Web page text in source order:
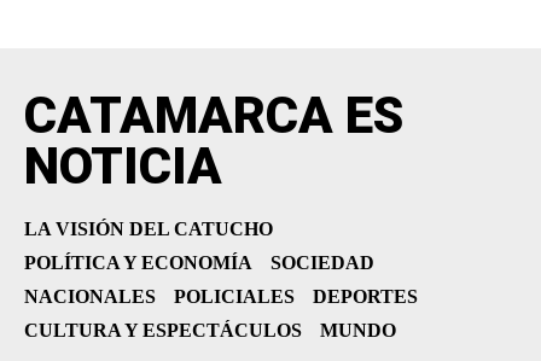
CATAMARCA ES
NOTICIA
LA VISIÓN DEL CATUCHO
POLÍTICA Y ECONOMÍA
SOCIEDAD
NACIONALES
POLICIALES
DEPORTES
CULTURA Y ESPECTÁCULOS
MUNDO